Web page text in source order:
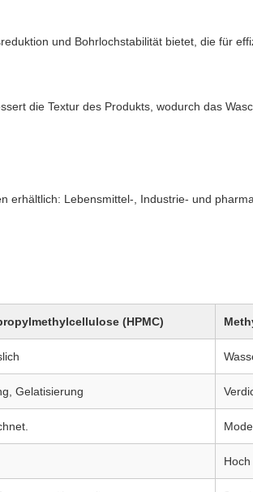
und Bohrlochstabilität bietet, die für
die Textur des Produkts, wodurch das
erhältlich: Lebensmittel-, Industrie- und
(HPMC)
Gelatisierung
Hoch